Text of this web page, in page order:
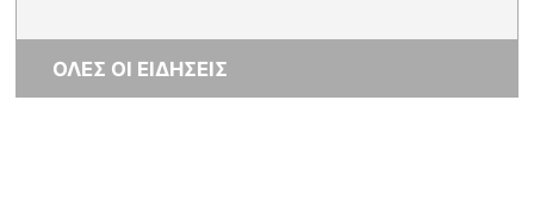
ΟΛΕΣ ΟΙ ΕΙΔΗΣΕΙΣ